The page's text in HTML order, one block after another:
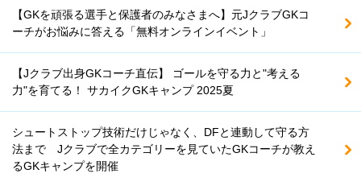
【GKを頑張る選手と保護者のみなさまへ】元JクラブGKコ
ーチがお悩みに答える「無料オンラインイベント」
【Jクラブ出身GKコーチ直伝】 ゴールを守る力と"考える
力"を育てる！ サカイクGKキャンプ 2025夏
シュートストップ技術だけじゃなく、DFと連動して守る方
法まで Jクラブで全カテゴリーを見ていたGKコーチが教え
るGKキャンプを開催